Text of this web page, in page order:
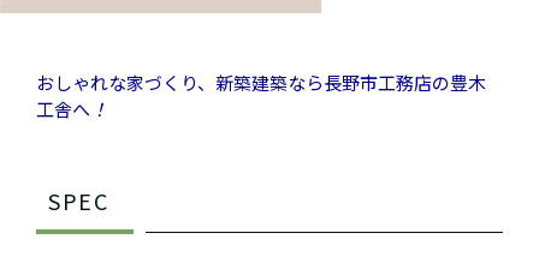
おしゃれな家づくり、新築建築なら長野市工務店の豊木
工舎へ ！
SPEC